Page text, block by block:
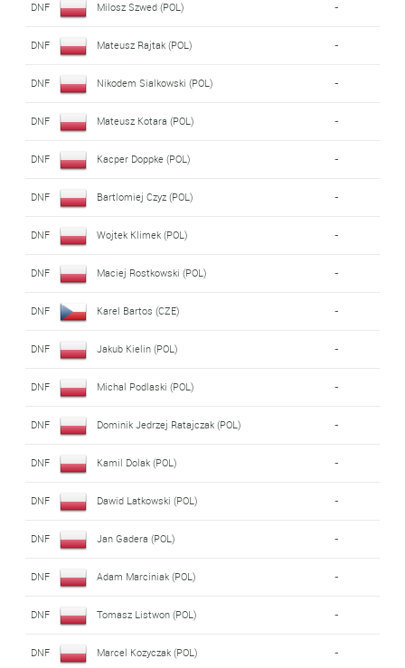
DNF Milosz Szwed (POL) -
DNF Mateusz Rajtak (POL) -
DNF Nikodem Sialkowski (POL) -
DNF Mateusz Kotara (POL) -
DNF Kacper Doppke (POL) -
DNF Bartlomiej Czyz (POL) -
DNF Wojtek Klimek (POL) -
DNF Maciej Rostkowski (POL) -
DNF Karel Bartos (CZE) -
DNF Jakub Kielin (POL) -
DNF Michal Podlaski (POL) -
DNF Dominik Jedrzej Ratajczak (POL) -
DNF Kamil Dolak (POL) -
DNF Dawid Latkowski (POL) -
DNF Jan Gadera (POL) -
DNF Adam Marciniak (POL) -
DNF Tomasz Listwon (POL) -
DNF Marcel Kozyczak (POL) -